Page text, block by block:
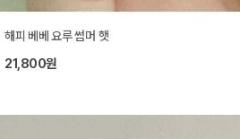
해피 베베 요루 썸머 햇
21,800원